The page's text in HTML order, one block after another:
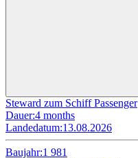
Steward zum Schiff Passenger
Dauer:4 months
Landedatum:13.08.2026
Baujahr:1 981